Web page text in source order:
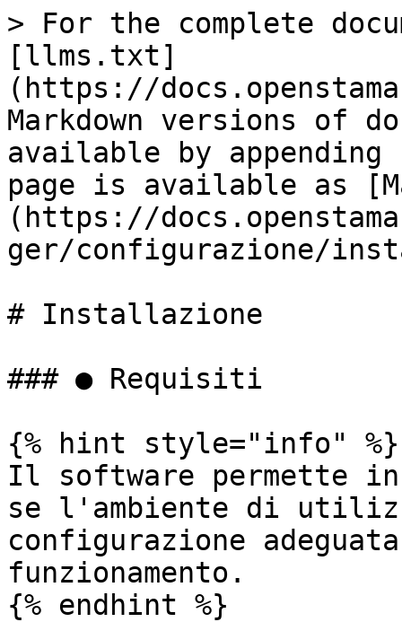
> For the complete
[llms.txt]
(https://
Markdown versions of
available by
page is available as
(https://
ger/configurazione/
# Installazione
### ● Requisiti
{% hint style="info" %}
Il software permette
se l'ambiente di
configurazione
funzionamento.
{% endhint %}